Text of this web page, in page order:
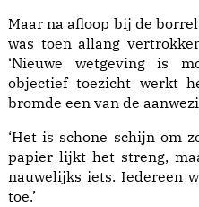
Maar na afloop bij de
was toen allang
‘Nieuwe wetgeving is
objectief toezicht werkt
bromde een van de
‘Het is schone schijn om
papier lijkt het streng,
nauwelijks iets. Iedereen
toe.’